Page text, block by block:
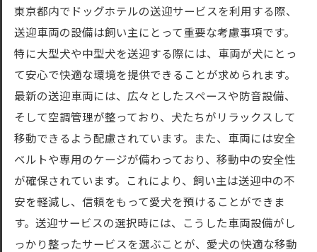
東京都内での安心感ある送迎の仕組み
サービス利用者が語る満足度の高さ
送迎サービスが提供するペットへの安心感
中型犬送迎におけるコストパフォーマンス
地域密着型サービスの魅力とその効果
安心の送迎で大型犬も東京都内のドッグホテル
送迎時のストレスを軽減する工夫とは
犬の性格に応じた送迎方法の工夫
東京都内での大型犬向け送迎サービスの進
東京都内でドッグホテルの送迎サービスを利用する際、
送迎車両の設備は飼い主にとって重要な考慮事項です。
特に大型犬や中型犬を送迎する際には、車両が犬にとっ
て安心で快適な環境を提供できることが求められます。
最新の送迎車両には、広々としたスペースや防音設備、
そして空調管理が整っており、犬たちがリラックスして
移動できるよう配慮されています。また、車両には安全
ベルトや専用のケージが備わっており、移動中の安全性
が確保されています。これにより、飼い主は送迎中の不
安を軽減し、信頼をもって愛犬を預けることができま
す。送迎サービスの選択時には、こうした車両設備がし
っかり整ったサービスを選ぶことが、愛犬の快適な移動